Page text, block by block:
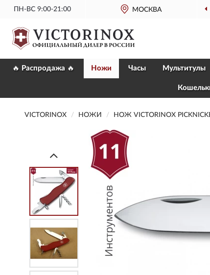
ПН-ВС 9:00-21:00 МОСКВА
🔥 Распродажа 🔥 Ножи Часы Мультитулы
VICTORINOX НОЖИ НОЖ VICTORINOX